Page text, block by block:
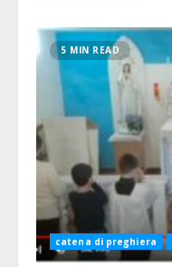
5 MIN READ
catena di preghiera